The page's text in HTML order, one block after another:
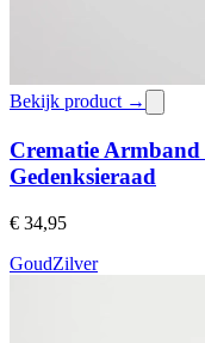
Bekijk product →
Crematie
Gedenksieraad
€ 34,95
GoudZilver